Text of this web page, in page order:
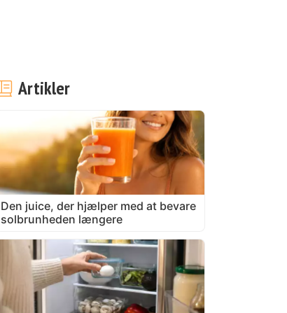
Artikler
Den juice, der hjælper med at bevare
solbrunheden længere